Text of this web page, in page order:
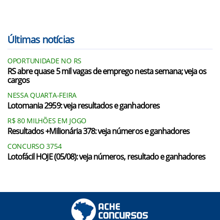
Últimas notícias
OPORTUNIDADE NO RS
RS abre quase 5 mil vagas de emprego nesta semana; veja os
cargos
NESSA QUARTA-FEIRA
Lotomania 2959: veja resultados e ganhadores
R$ 80 MILHÕES EM JOGO
Resultados +Milionária 378: veja números e ganhadores
CONCURSO 3754
Lotofácil HOJE (05/08): veja números, resultado e ganhadores